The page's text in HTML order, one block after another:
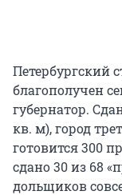
Петербургский
благополучен
губернатор.
кв. м), город
готовится 300
сдано 30 из 68
дольщиков